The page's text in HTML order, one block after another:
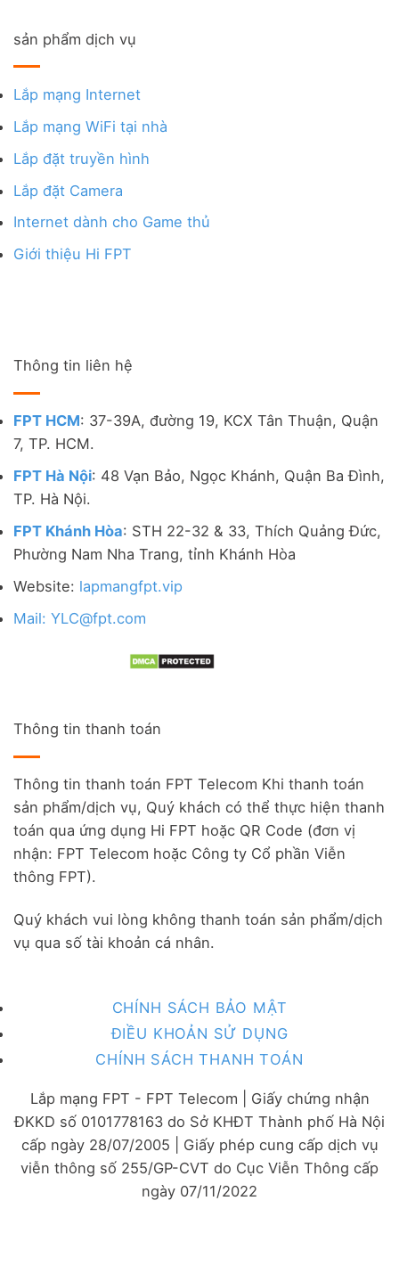
sản phẩm dịch vụ
Lắp mạng Internet
Lắp mạng WiFi tại nhà
Lắp đặt truyền hình
Lắp đặt Camera
Internet dành cho Game thủ
Giới thiệu Hi FPT
Thông tin liên hệ
FPT HCM: 37-39A, đường 19, KCX Tân Thuận, Quận
7, TP. HCM.
FPT Hà Nội: 48 Vạn Bảo, Ngọc Khánh, Quận Ba Đình,
TP. Hà Nội.
FPT Khánh Hòa: STH 22-32 & 33, Thích Quảng Đức,
Phường Nam Nha Trang, tỉnh Khánh Hòa
Website: lapmangfpt.vip
Mail: YLC@fpt.com
Thông tin thanh toán
Thông tin thanh toán FPT Telecom Khi thanh toán
sản phẩm/dịch vụ, Quý khách có thể thực hiện thanh
toán qua ứng dụng Hi FPT hoặc QR Code (đơn vị
nhận: FPT Telecom hoặc Công ty Cổ phần Viễn
thông FPT).
Quý khách vui lòng không thanh toán sản phẩm/dịch
vụ qua số tài khoản cá nhân.
CHÍNH SÁCH BẢO MẬT
ĐIỀU KHOẢN SỬ DỤNG
CHÍNH SÁCH THANH TOÁN
Lắp mạng FPT - FPT Telecom | Giấy chứng nhận
ĐKKD số 0101778163 do Sở KHĐT Thành phố Hà Nội
cấp ngày 28/07/2005 | Giấy phép cung cấp dịch vụ
viễn thông số 255/GP-CVT do Cục Viễn Thông cấp
ngày 07/11/2022